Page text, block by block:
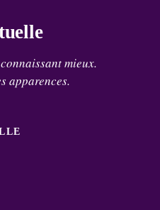
mieux.
apparences.